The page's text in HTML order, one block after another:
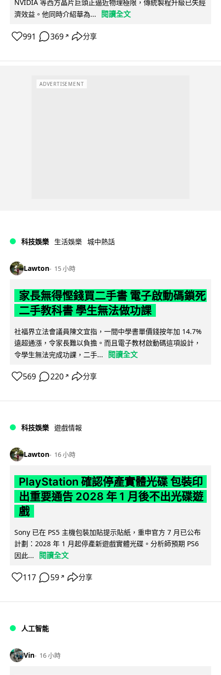
NVIDIA 等西方晶片巨頭正逼近物理極限，傳統製程升級已失經
濟效益。他同時介紹華為...
閱讀全文
991 369 ↗ 分享
ADVERTISEMENT
科技娛樂 生活娛樂 城中熱話
Lawton 15 小時
家長無得慳錢買二手書 電子啟動碼鎖死
二手教科書 學生無法做功課
社福界立法會議員陳文宜指，一間中學書單價錢按年加 14.7%
遠超通漲，令家長難以負擔。而且電子教材啟動碼這項設計，
令學生無法完成功課，二手...
閱讀全文
569 220 ↗ 分享
科技娛樂 遊戲情報
Lawton 16 小時
PlayStation 確認停產實體光碟 包裝印
出重要通告 2028 年 1 月後不出光碟遊
戲
Sony 已在 PS5 主機包裝加貼提示貼紙，重申官方 7 月已公布
計劃：2028 年 1 月起停產新遊戲實體光碟。分析師預期 PS6
因此...
閱讀全文
117 59 ↗ 分享
人工智能
Vin 16 小時